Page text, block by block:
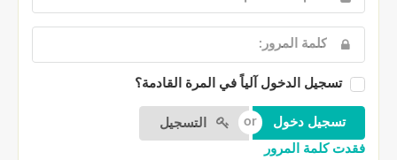
تسجيل الدخول آلياً في المرة القادمة؟
التسجيل
فقدت كلمة المرور